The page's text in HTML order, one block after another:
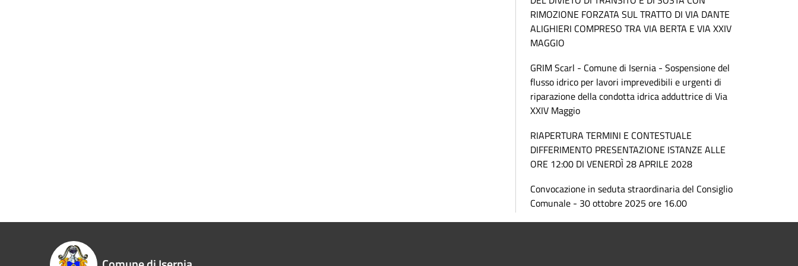
RIMOZIONE FORZATA SUL TRATTO DI VIA DANTE
ALIGHIERI COMPRESO TRA VIA BERTA E VIA XXIV
MAGGIO
GRIM Scarl - Comune di Isernia - Sospensione del
flusso idrico per lavori imprevedibili e urgenti di
riparazione della condotta idrica adduttrice di Via
XXIV Maggio
RIAPERTURA TERMINI E CONTESTUALE
DIFFERIMENTO PRESENTAZIONE ISTANZE ALLE
ORE 12:00 DI VENERDÌ 28 APRILE 2028
Convocazione in seduta straordinaria del Consiglio
Comunale - 30 ottobre 2025 ore 16.00